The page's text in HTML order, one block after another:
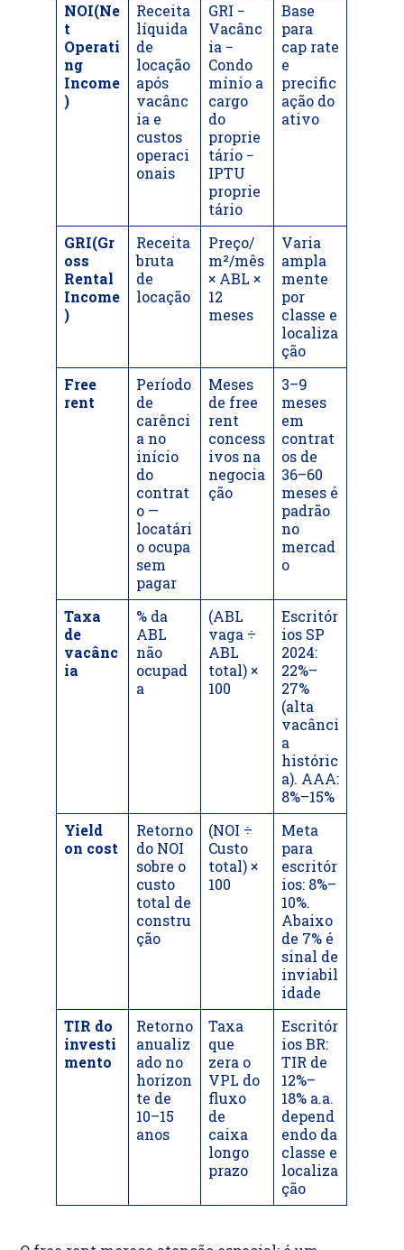
NOI(Ne
t
Operati
ng
Income
)
Receita
líquida
de
locação
após
vacânc
ia e
custos
operaci
onais
GRI −
Vacânc
ia −
Condo
mínio a
cargo
do
proprie
tário −
IPTU
proprie
tário
Base
para
cap rate
e
precific
ação do
ativo
GRI(Gr
oss
Rental
Income
)
Receita
bruta
de
locação
Preço/
m²/mês
× ABL ×
12
meses
Varia
ampla
mente
por
classe e
localiza
ção
Free
rent
Período
de
carênci
a no
início
do
contrat
o —
locatári
o ocupa
sem
pagar
Meses
de free
rent
concess
ivos na
negocia
ção
3–9
meses
em
contrat
os de
36–60
meses é
padrão
no
mercad
o
Taxa
de
vacânc
ia
% da
ABL
não
ocupad
a
(ABL
vaga ÷
ABL
total) ×
100
Escritór
ios SP
2024:
22%–
27%
(alta
vacânci
a
históric
a). AAA:
8%–15%
Yield
on cost
Retorno
do NOI
sobre o
custo
total de
constru
ção
(NOI ÷
Custo
total) ×
100
Meta
para
escritór
ios: 8%–
10%.
Abaixo
de 7% é
sinal de
inviabil
idade
TIR do
investi
mento
Retorno
anualiz
ado no
horizon
te de
10–15
anos
Taxa
que
zera o
VPL do
fluxo
de
caixa
longo
prazo
Escritór
ios BR:
TIR de
12%–
18% a.a.
depend
endo da
classe e
localiza
ção